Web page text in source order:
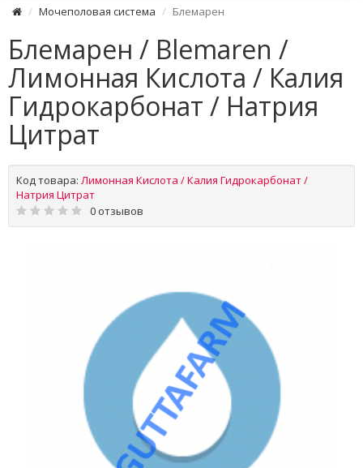
Мочеполовая система Блемарен
Блемарен / Blemaren /
Лимонная Кислота / Калия
Гидрокарбонат / Натрия
Цитрат
Код товара: Лимонная Кислота / Калия Гидрокарбонат /
Натрия Цитрат
0 отзывов